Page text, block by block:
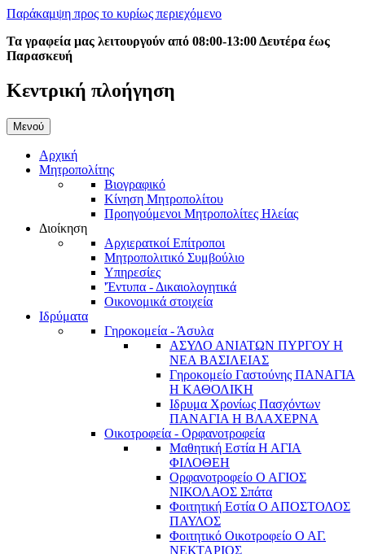
Παράκαμψη προς το κυρίως περιεχόμενο
Τα γραφεία μας λειτουργούν από 08:00-13:00 Δευτέρα έως
Παρασκευή
Κεντρική πλοήγηση
Μενού
Αρχική
Μητροπολίτης
Βιογραφικό
Κίνηση Μητροπολίτου
Προηγούμενοι Μητροπολίτες Ηλείας
Διοίκηση
Αρχιερατκοί Επίτροποι
Μητροπολιτικό Συμβούλιο
Υπηρεσίες
'Έντυπα - Δικαιολογητικά
Οικονομικά στοιχεία
Ιδρύματα
Γηροκομεία - Άσυλα
ΑΣΥΛΟ ΑΝΙΑΤΩΝ ΠΥΡΓΟΥ Η
ΝΕΑ ΒΑΣΙΛΕΙΑΣ
Γηροκομείο Γαστούνης ΠΑΝΑΓΙΑ
Η ΚΑΘΟΛΙΚΗ
Ιδρυμα Χρονίως Πασχόντων
ΠΑΝΑΓΙΑ Η ΒΛΑΧΕΡΝΑ
Οικοτροφεία - Ορφανοτροφεία
Μαθητική Εστία Η ΑΓΙΑ
ΦΙΛΟΘΕΗ
Ορφανοτροφείο Ο ΑΓΙΟΣ
ΝΙΚΟΛΑΟΣ Σπάτα
Φοιτητική Εστία Ο ΑΠΟΣΤΟΛΟΣ
ΠΑΥΛΟΣ
Φοιτητικό Οικοτροφείο Ο ΑΓ.
ΝΕΚΤΑΡΙΟΣ